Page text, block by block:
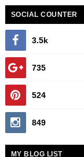
SOCIAL COUNTER
3.5k
735
524
849
MY BLOG LIST